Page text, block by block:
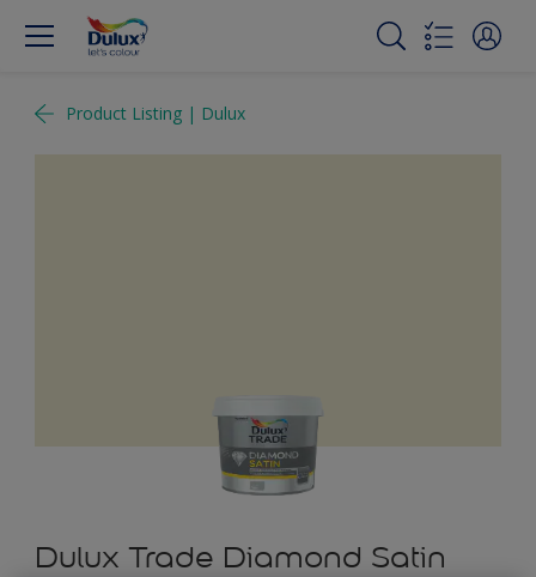
Product Listing | Dulux
Dulux Trade Diamond Satin